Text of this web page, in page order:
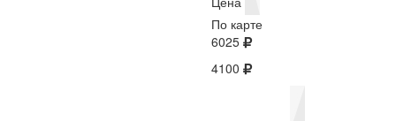
По карте
6025
4100